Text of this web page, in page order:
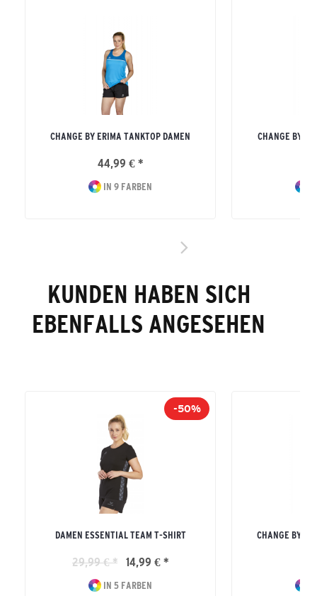
CHANGE BY ERIMA TANKTOP DAMEN
44,99 € *
IN 9 FARBEN
CHANGE BY
KUNDEN HABEN SICH
EBENFALLS ANGESEHEN
-50%
DAMEN ESSENTIAL TEAM T-SHIRT
29,99 € * 14,99 € *
IN 5 FARBEN
CHANGE BY